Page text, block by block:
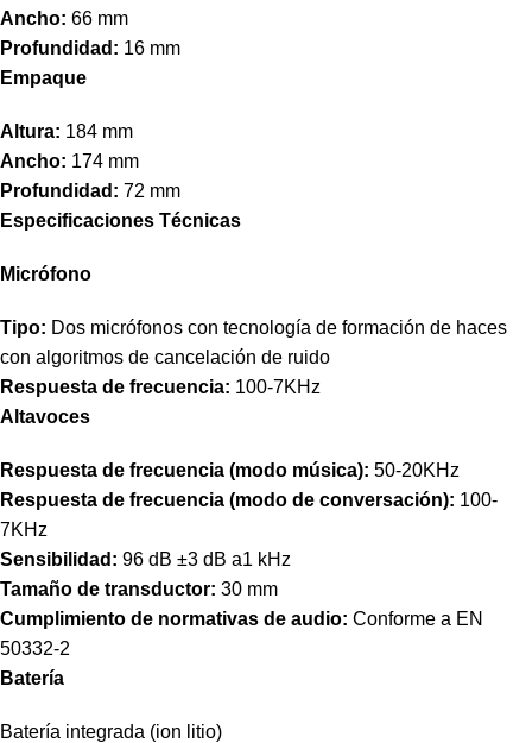
Ancho: 66 mm
Profundidad: 16 mm
Empaque
Altura: 184 mm
Ancho: 174 mm
Profundidad: 72 mm
Especificaciones Técnicas
Micrófono
Tipo: Dos micrófonos con tecnología de formación de haces
con algoritmos de cancelación de ruido
Respuesta de frecuencia: 100-7KHz
Altavoces
Respuesta de frecuencia (modo música): 50-20KHz
Respuesta de frecuencia (modo de conversación): 100-
7KHz
Sensibilidad: 96 dB ±3 dB a1 kHz
Tamaño de transductor: 30 mm
Cumplimiento de normativas de audio: Conforme a EN
50332-2
Batería
Batería integrada (ion litio)